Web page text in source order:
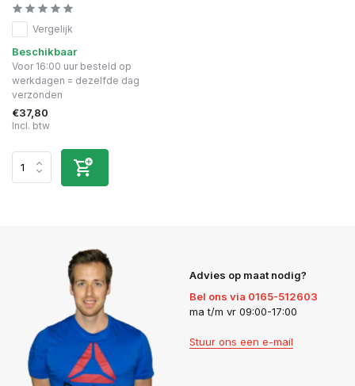
Vergelijk
Beschikbaar
Voor 16:00 uur besteld op
werkdagen = dezelfde dag
verzonden
€37,80
Incl. btw
Advies op maat nodig?
Bel ons via 0165-512603
ma t/m vr 09:00-17:00
Stuur ons een e-mail